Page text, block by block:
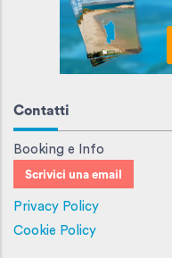
Contatti
Booking e Info
Scrivici una email
Privacy Policy
Cookie Policy